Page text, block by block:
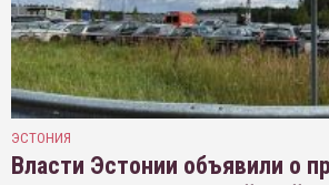
ЭСТОНИЯ
Власти Эстонии объявили о